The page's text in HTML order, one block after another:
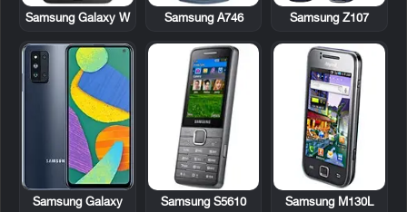
Samsung Z107
Samsung A746
Samsung Galaxy W
Samsung M130L
Samsung S5610
Samsung Galaxy